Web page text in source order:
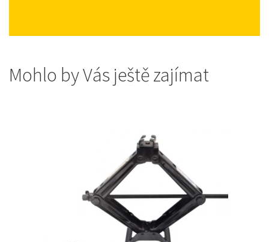
Mohlo by Vás ještě zajímat